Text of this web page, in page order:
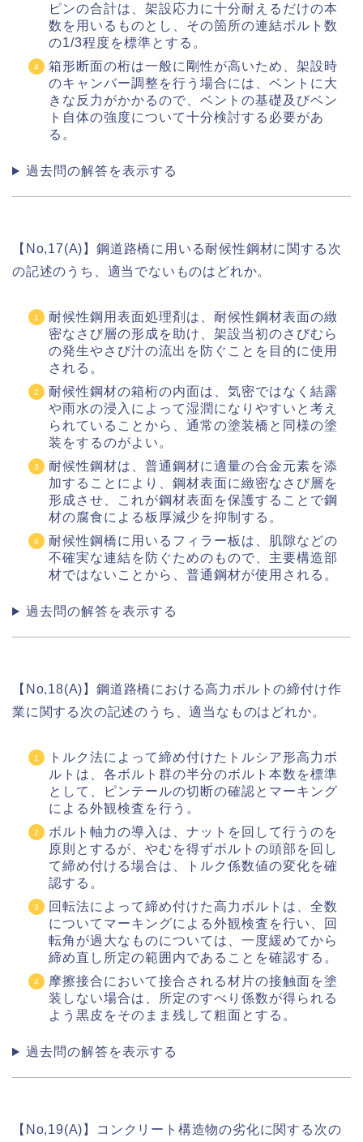
ピンの合計は、架設応力に十分耐えるだけの本
数を用いるものとし、その箇所の連結ボルト数
の1/3程度を標準とする。
箱形断面の桁は一般に剛性が高いため、架設時
のキャンバー調整を行う場合には、ベントに大
きな反力がかかるので、ベントの基礎及びベン
ト自体の強度について十分検討する必要があ
る。
過去問の解答を表示する
【No,17(A)】鋼道路橋に用いる耐候性鋼材に関する次
の記述のうち、適当でないものはどれか。
耐候性鋼用表面処理剤は、耐候性鋼材表面の緻
密なさび層の形成を助け、架設当初のさびむら
の発生やさび汁の流出を防ぐことを目的に使用
される。
耐候性鋼材の箱桁の内面は、気密ではなく結露
や雨水の浸入によって湿潤になりやすいと考え
られていることから、通常の塗装橋と同様の塗
装をするのがよい。
耐候性鋼材は、普通鋼材に適量の合金元素を添
加することにより、鋼材表面に緻密なさび層を
形成させ、これが鋼材表面を保護することで鋼
材の腐食による板厚減少を抑制する。
耐候性鋼橋に用いるフィラー板は、肌隙などの
不確実な連結を防ぐためのもので、主要構造部
材ではないことから、普通鋼材が使用される。
過去問の解答を表示する
【No,18(A)】鋼道路橋における高力ボルトの締付け作
業に関する次の記述のうち、適当なものはどれか。
トルク法によって締め付けたトルシア形高力ボ
ルトは、各ボルト群の半分のボルト本数を標準
として、ピンテールの切断の確認とマーキング
による外観検査を行う。
ボルト軸力の導入は、ナットを回して行うのを
原則とするが、やむを得ずボルトの頭部を回し
て締め付ける場合は、トルク係数値の変化を確
認する。
回転法によって締め付けた高力ボルトは、全数
についてマーキングによる外観検査を行い、回
転角が過大なものについては、一度緩めてから
締め直し所定の範囲内であることを確認する。
摩擦接合において接合される材片の接触面を塗
装しない場合は、所定のすべり係数が得られる
よう黒皮をそのまま残して粗面とする。
過去問の解答を表示する
【No,19(A)】コンクリート構造物の劣化に関する次の